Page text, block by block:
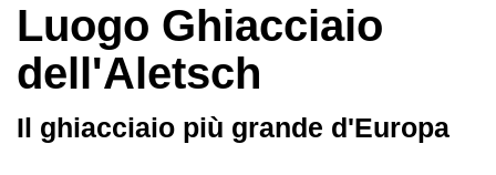
Luogo Ghiacciaio
dell'Aletsch
Il ghiacciaio più grande d'Europa